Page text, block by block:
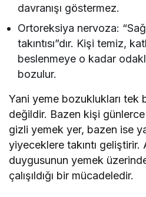
davranışı göstermez.
Ortoreksiya nervoza:
takıntısı”dır. Kişi temiz,
beslenmeye o kadar
bozulur.
Yani yeme bozuklukları tek
değildir. Bazen kişi
gizli yemek yer, bazen ise
yiyeceklere takıntı
duygusunun yemek
çalışıldığı bir mücadeledir.